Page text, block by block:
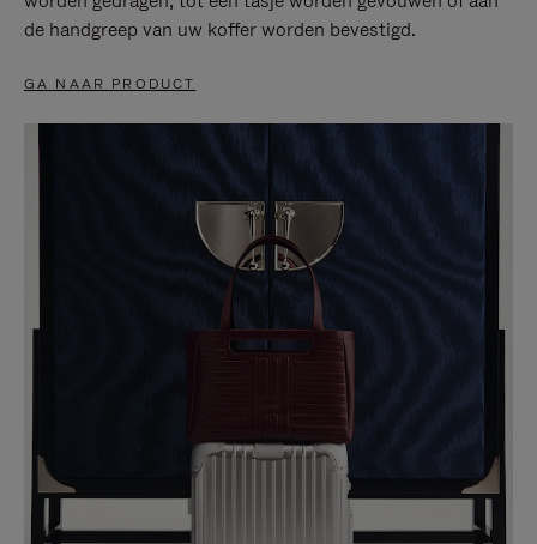
de handgreep van uw koffer worden bevestigd.
GA NAAR PRODUCT